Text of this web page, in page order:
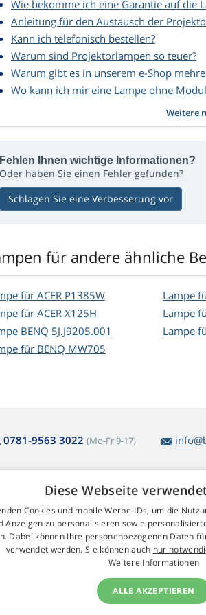
Wie bekomme ich eine Garantie auf die
Anleitung für den Austausch der
Kann ich telefonisch bestellen?
Warum sind Projektorlampen so teuer?
Warum gibt es in unserem e-Shop
Wo kann ich mir eine Lampe ohne
Weitere
Fehlen Ihnen wichtige Informationen?
Oder haben Sie einen Fehler gefunden?
Schlagen Sie eine Verbesserung vor
für andere ähnliche
für ACER P1385W
für ACER X125H
BENQ 5J.J9205.001
für BENQ MW705
Lampe
Lampe
Lampe
0781-9563 3022 (Mo-Fr 9-17)
den Lampenkauf
und Reklamation
Web
Kontakt
GDPR
Diese Webseite
Cookies und mobile Werbe-IDs, um die
Anzeigen zu personalisieren sowie
Dabei können Ihre personenbezogenen Daten
verwendet werden. Sie können auch nur
Weitere Informationen
ALLE AKZEPTIEREN